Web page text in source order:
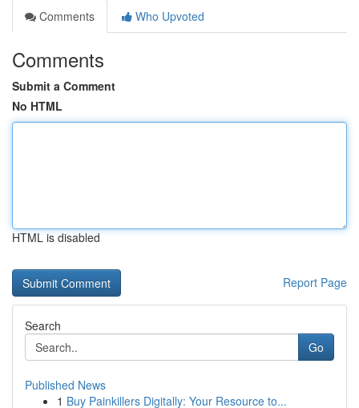
Comments
Who Upvoted
Comments
Submit a Comment
No HTML
HTML is disabled
Report Page
Search
Go
Published News
1 Buy Painkillers Digitally: Your Resource to...